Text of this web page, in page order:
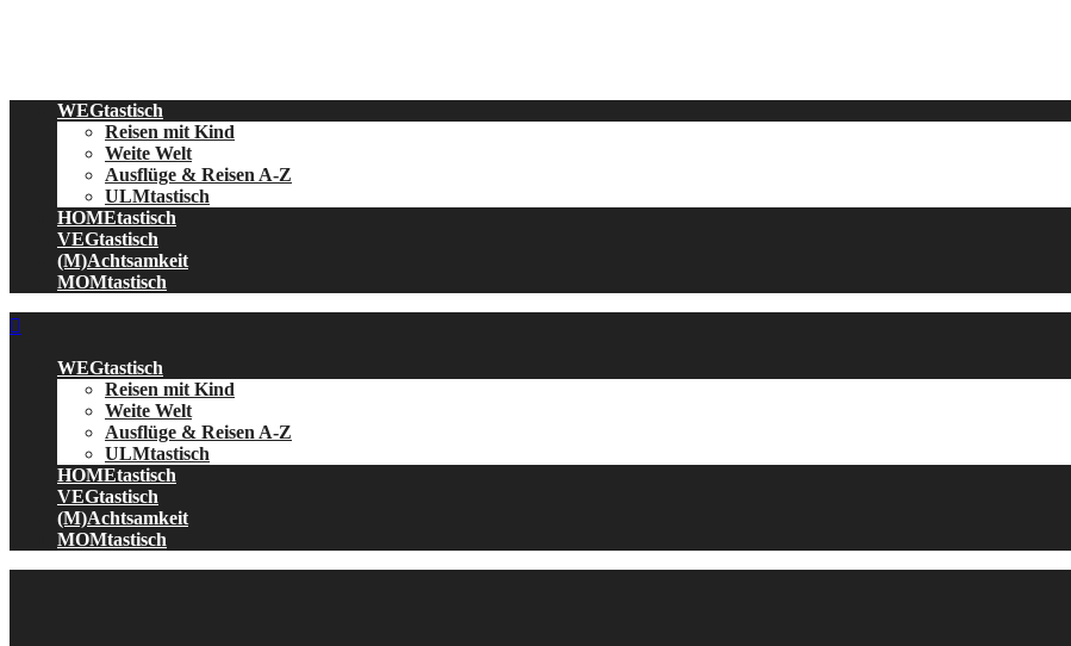
WEGtastisch
Reisen mit Kind
Weite Welt
Ausflüge & Reisen A-Z
ULMtastisch
HOMEtastisch
VEGtastisch
(M)Achtsamkeit
MOMtastisch
WEGtastisch
Reisen mit Kind
Weite Welt
Ausflüge & Reisen A-Z
ULMtastisch
HOMEtastisch
VEGtastisch
(M)Achtsamkeit
MOMtastisch